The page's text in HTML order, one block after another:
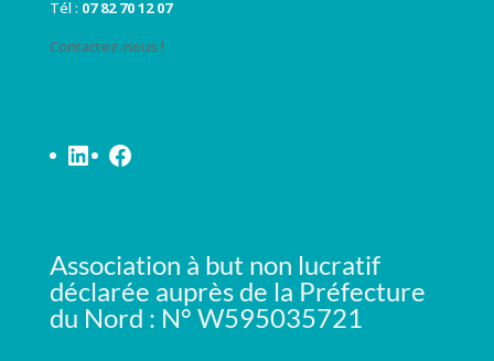
Tél : 07 82 70 12 07
Contactez-nous !
LinkedInFacebook
Association à but non lucratif
déclarée auprès de la Préfecture
du Nord : N° W595035721